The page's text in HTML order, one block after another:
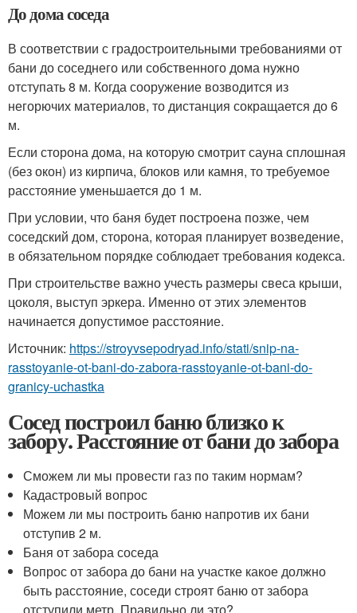
До дома соседа
В соответствии с градостроительными требованиями от
бани до соседнего или собственного дома нужно
отступать 8 м. Когда сооружение возводится из
негорючих материалов, то дистанция сокращается до 6
м.
Если сторона дома, на которую смотрит сауна сплошная
(без окон) из кирпича, блоков или камня, то требуемое
расстояние уменьшается до 1 м.
При условии, что баня будет построена позже, чем
соседский дом, сторона, которая планирует возведение,
в обязательном порядке соблюдает требования кодекса.
При строительстве важно учесть размеры свеса крыши,
цоколя, выступ эркера. Именно от этих элементов
начинается допустимое расстояние.
Источник: https://stroyvsepodryad.info/stati/snip-na-
rasstoyanie-ot-bani-do-zabora-rasstoyanie-ot-bani-do-
granicy-uchastka
Сосед построил баню близко к
забору. Расстояние от бани до забора
Сможем ли мы провести газ по таким нормам?
Кадастровый вопрос
Можем ли мы построить баню напротив их бани
отступив 2 м.
Баня от забора соседа
Вопрос от забора до бани на участке какое должно
быть расстояние, соседи строят баню от забора